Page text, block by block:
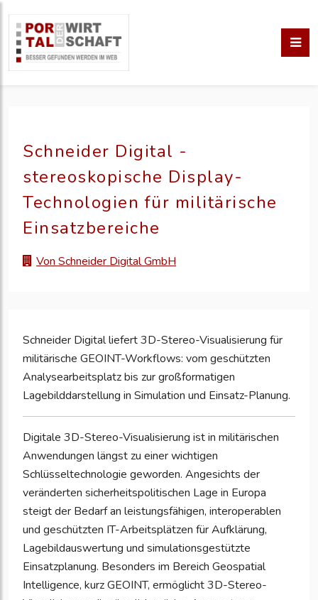
Schneider Digital -
stereoskopische Display-
Technologien für militärische
Einsatzbereiche
Von Schneider Digital GmbH
Schneider Digital liefert 3D-Stereo-Visualisierung für
militärische GEOINT-Workflows: vom geschützten
Analysearbeitsplatz bis zur großformatigen
Lagebilddarstellung in Simulation und Einsatz-Planung.
Digitale 3D-Stereo-Visualisierung ist in militärischen
Anwendungen längst zu einer wichtigen
Schlüsseltechnologie geworden. Angesichts der
veränderten sicherheitspolitischen Lage in Europa
steigt der Bedarf an leistungsfähigen, interoperablen
und geschützten IT-Arbeitsplätzen für Aufklärung,
Lagebildauswertung und simulationsgestützte
Einsatzplanung. Besonders im Bereich Geospatial
Intelligence, kurz GEOINT, ermöglicht 3D-Stereo-